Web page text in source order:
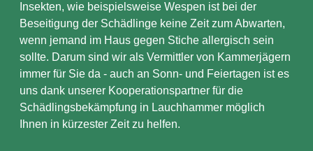
Insekten, wie beispielsweise Wespen ist bei der
Beseitigung der Schädlinge keine Zeit zum Abwarten,
wenn jemand im Haus gegen Stiche allergisch sein
sollte. Darum sind wir als Vermittler von Kammerjägern
immer für Sie da - auch an Sonn- und Feiertagen ist es
uns dank unserer Kooperationspartner für die
Schädlingsbekämpfung in Lauchhammer möglich
Ihnen in kürzester Zeit zu helfen.